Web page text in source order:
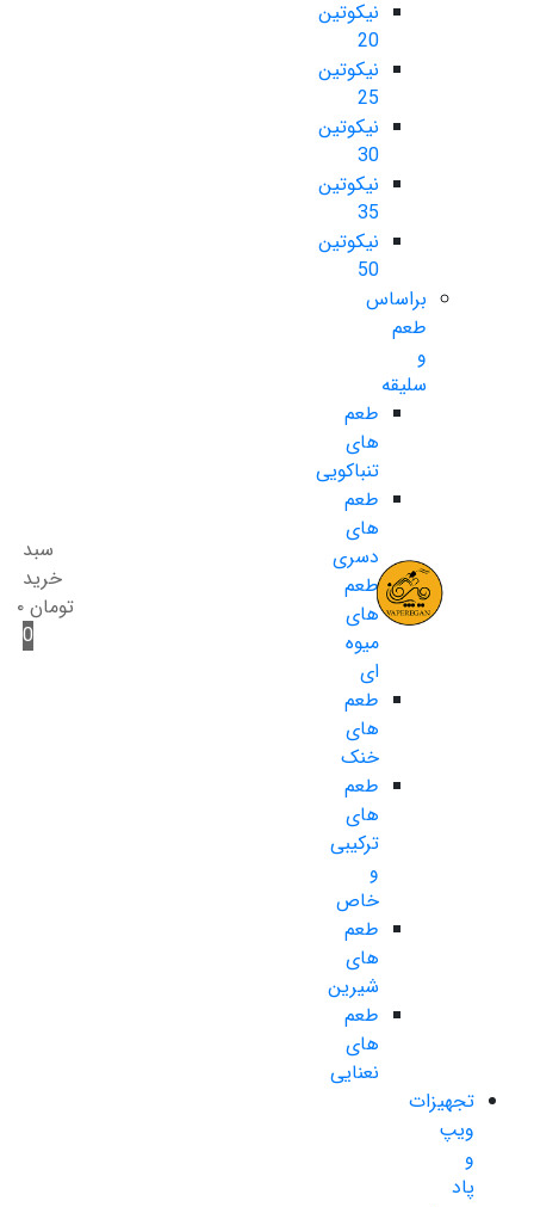
نیکوتین
20
نیکوتین
25
نیکوتین
30
نیکوتین
35
نیکوتین
50
براساس
طعم
و
سلیقه
طعم
های
تنباکویی
طعم
های
دسری
طعم
های
میوه
ای
طعم
های
خنک
طعم
های
ترکیبی
و
خاص
طعم
های
شیرین
طعم
های
نعنایی
تجهیزات
ویپ
و
پاد
سبد
خرید
تومان ۰
0